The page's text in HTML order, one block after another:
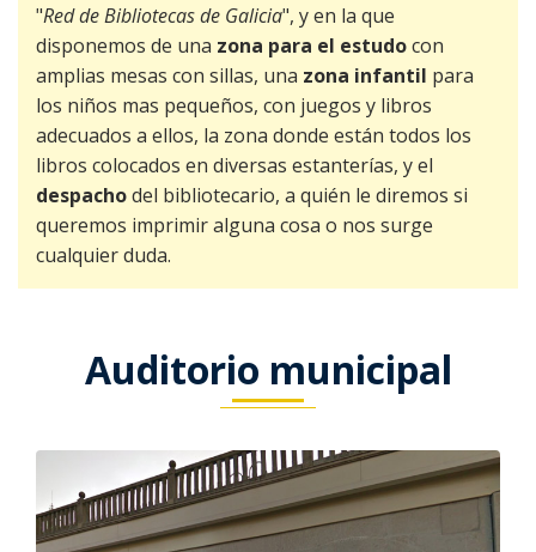
"Red de Bibliotecas de Galicia", y en la que
disponemos de una zona para el estudocon
amplias mesas con sillas, una zona infantil para
los niños mas pequeños, con juegos y libros
adecuados a ellos, la zona donde están todos los
libros colocados en diversas estanterías, y el
despachodel bibliotecario, a quién le diremos si
queremos imprimir alguna cosa o nos surge
cualquier duda.
Auditorio municipal